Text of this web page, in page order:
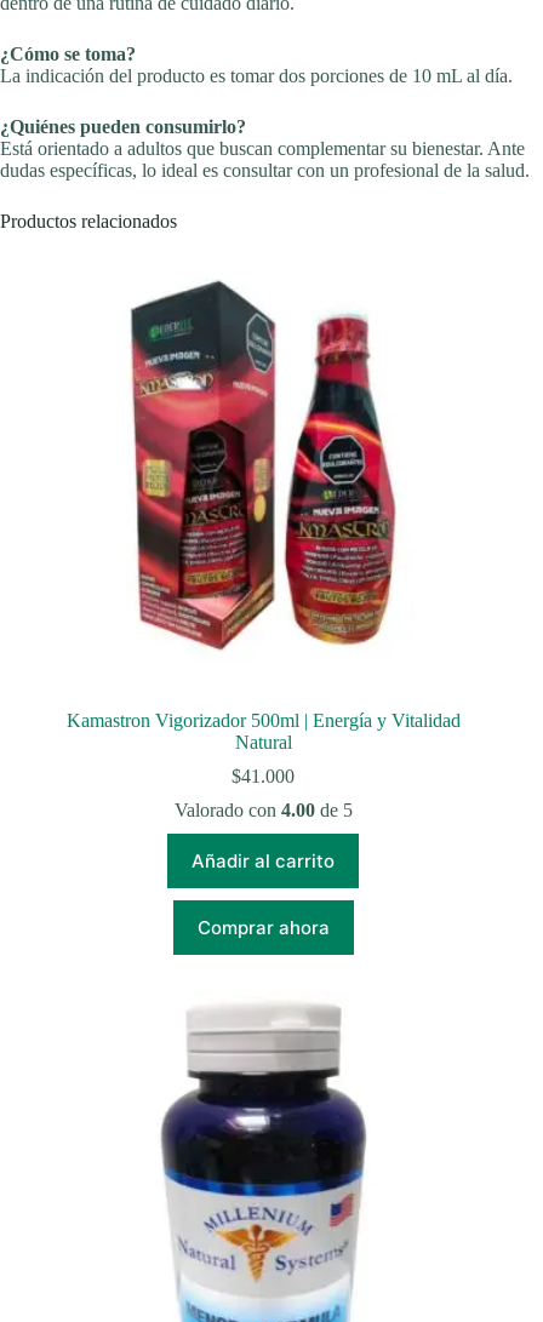
¿Cómo se toma?
La indicación del producto es tomar dos porciones de 10 mL al día.
¿Quiénes pueden consumirlo?
Está orientado a adultos que buscan complementar su bienestar. Ante
dudas específicas, lo ideal es consultar con un profesional de la salud.
Productos relacionados
Kamastron Vigorizador 500ml | Energía y Vitalidad
Natural
$41.000
Valorado con 4.00de 5
Añadir al carrito
Comprar ahora